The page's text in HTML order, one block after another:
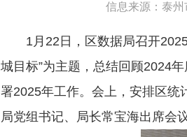
信息来源：泰
1月22日，区数据局召开
城目标”为主题，总结回顾2024
署2025年工作。会上，安排区统
局党组书记、局长常宝海出席会